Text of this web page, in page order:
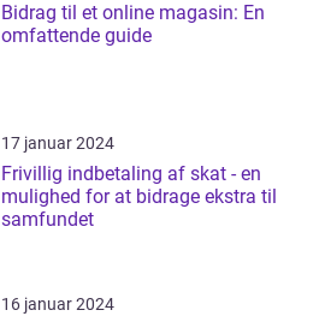
Bidrag til et online magasin: En
omfattende guide
17 januar 2024
Frivillig indbetaling af skat - en
mulighed for at bidrage ekstra til
samfundet
16 januar 2024